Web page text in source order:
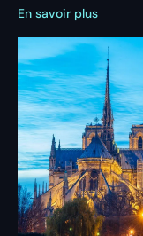
En savoir plus